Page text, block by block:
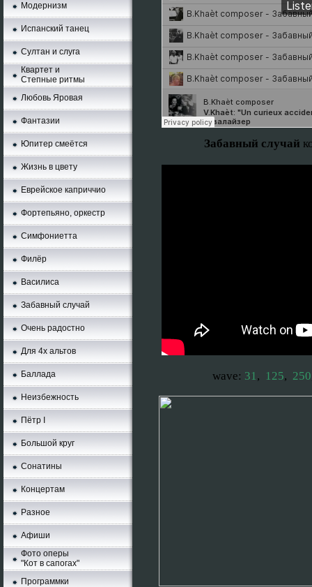
Moдернизм
Испанский танец
Султан и слуга
Квартет и
Степные ритмы
Любовь Яровая
Фантазии
Юпитер смеётся
Жизнь в цвету
Еврейское каприччио
Фортепьяно, оркестр
Симфониетта
Филёр
Василиса
Забавный случай
Очень радостно
Для 4х альтов
Баллада
Неизбежность
Пётр I
Большой круг
Сонатины
Концертам
Разное
Афиши
Фото оперы
"Кот в сапогах"
Программки
Забавный случай
wave: 31, 125, 250